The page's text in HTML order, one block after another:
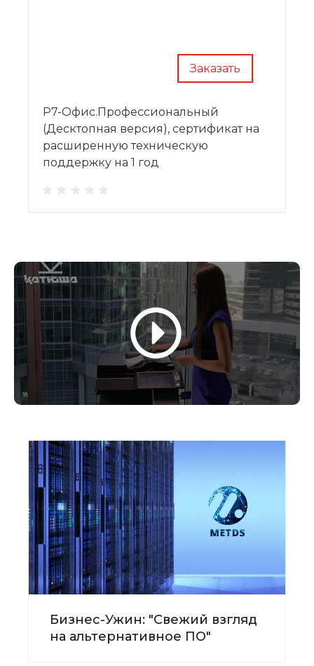
Заказать
Р7-Офис.Профессиональный
(Десктопная версия), сертификат на
расширенную техническую
поддержку на 1 год
Бизнес-Ужин: "Свежий взгляд
на альтернативное ПО"